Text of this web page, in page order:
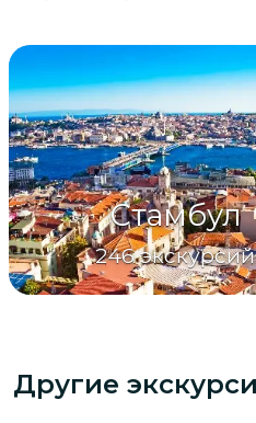
Стамбул
246 экскурсий
Другие